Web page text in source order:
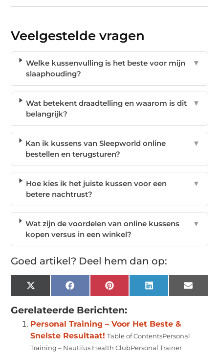
Veelgestelde vragen
Welke kussenvulling is het beste voor mijn
slaaphouding?
▼
Wat betekent draadtelling en waarom is dit
belangrijk?
▼
Kan ik kussens van Sleepworld online
bestellen en terugsturen?
▼
Hoe kies ik het juiste kussen voor een
betere nachtrust?
▼
Wat zijn de voordelen van online kussens
kopen versus in een winkel?
▼
Goed artikel? Deel hem dan op:
X
(Twitter)
Facebook Pinterest LinkedIn Email
Gerelateerde Berichten:
Personal Training – Voor Het Beste &
Snelste Resultaat! Table of ContentsPersonal
Training – Nautilus Health ClubPersonal Trainer